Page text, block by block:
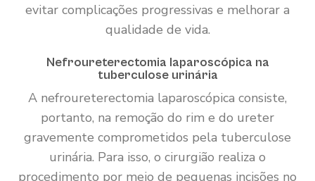
evitar complicações progressivas e melhorar a
qualidade de vida.
Nefroureterectomia laparoscópica na
tuberculose urinária
A nefroureterectomia laparoscópica consiste,
portanto, na remoção do rim e do ureter
gravemente comprometidos pela tuberculose
urinária. Para isso, o cirurgião realiza o
procedimento por meio de pequenas incisões no